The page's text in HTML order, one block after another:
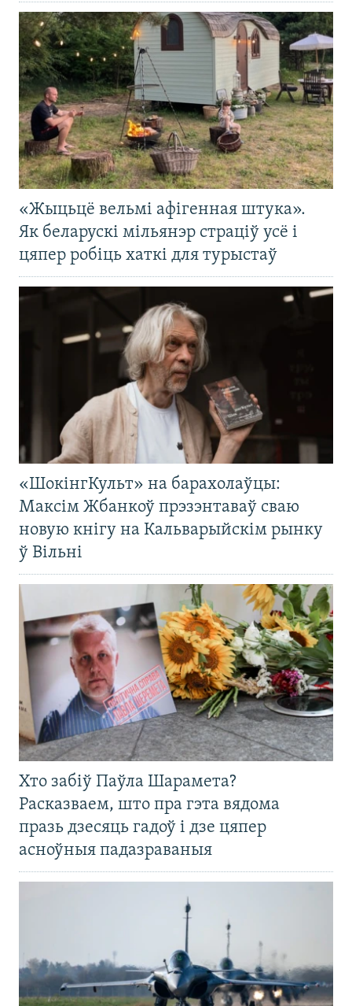
«Жыцьцё вельмі афігенная штука».
Як беларускі мільянэр страціў усё і
цяпер робіць хаткі для турыстаў
«ШокінгКульт» на барахолаўцы:
Максім Жбанкоў прэзэнтаваў сваю
новую кнігу на Кальварыйскім рынку
ў Вільні
Хто забіў Паўла Шарамета?
Расказваем, што пра гэта вядома
празь дзесяць гадоў і дзе цяпер
асноўныя падазраваныя